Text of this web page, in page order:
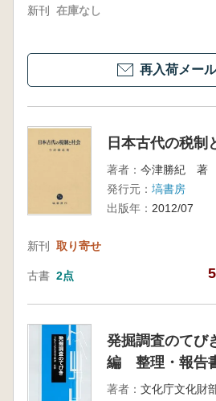
新刊 在庫なし
再入荷メー
日本古代の税制
著者： 今津勝紀 著
発行元： 塙書房
出版年： 2012/07
新刊 取り寄せ
古書 2点
発掘調査のて
編 整理・報告
著者：